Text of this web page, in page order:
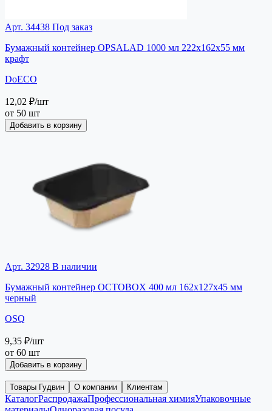
Арт. 34438 Под заказ
Бумажный контейнер OPSALAD 1000 мл 222x162x55 мм
крафт
DoECO
12,02 ₽/шт
от 50 шт
Добавить в корзину
Арт. 32928 В наличии
Бумажный контейнер OCTOBOX 400 мл 162х127х45 мм
черный
OSQ
9,35 ₽/шт
от 60 шт
Добавить в корзину
Товары Гудвин О компании Клиентам
КаталогРаспродажаПрофессиональная химияУпаковочные